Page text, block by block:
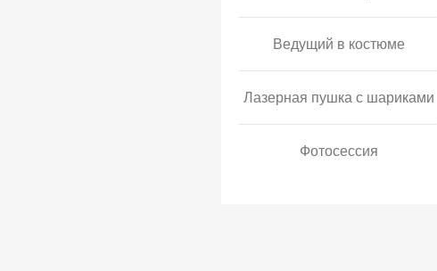
Ведущий в костюме
Лазерная пушка с шариками
Фотосессия